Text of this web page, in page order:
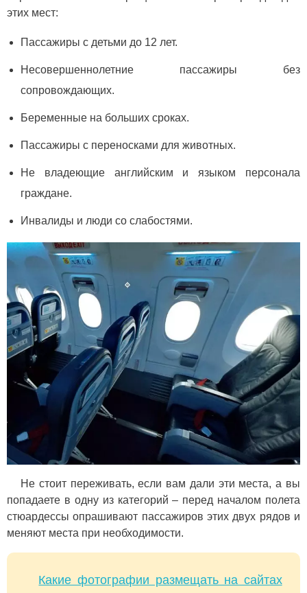
этих мест:
Пассажиры с детьми до 12 лет.
Несовершеннолетние пассажиры без
сопровождающих.
Беременные на больших сроках.
Пассажиры с переносками для животных.
Не владеющие английским и языком персонала
граждане.
Инвалиды и люди со слабостями.
Не стоит переживать, если вам дали эти места, а вы
попадаете в одну из категорий – перед началом полета
стюардессы опрашивают пассажиров этих двух рядов и
меняют места при необходимости.
Какие фотографии размещать на сайтах